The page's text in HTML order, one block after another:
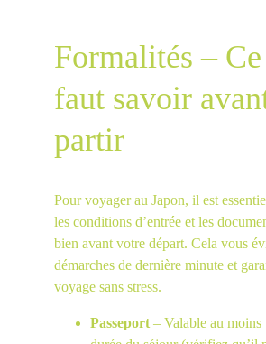
Formalités –
faut savoir
partir
Pour voyager au Japon, il est
les conditions d’entrée et les
bien avant votre départ. Cela vous
démarches de dernière minute et
voyage sans stress.
Passeport – Valable au moins